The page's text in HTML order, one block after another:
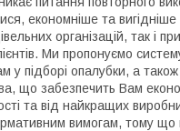
економніше та
організацій, так і
Ми пропонуємо
у підборі опалубки, а
що забезпечить Вам
та від найкращих
вимогам, тому